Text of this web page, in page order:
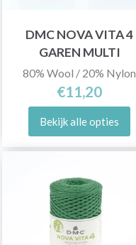
DMC NOVA VITA 4
GAREN MULTI
80% Wool / 20% Nylon
€11,20
Bekijk alle opties